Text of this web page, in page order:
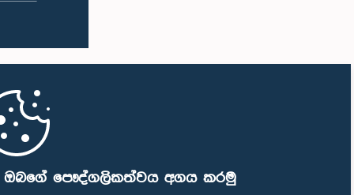
ඔබගේ පෞද්ගලිකත්වය අගය කරමු